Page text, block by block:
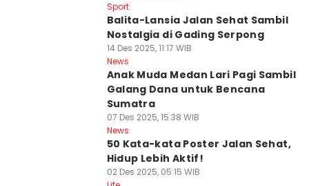
Sport
Balita-Lansia Jalan Sehat Sambil
Nostalgia di Gading Serpong
14 Des 2025, 11:17 WIB
News
Anak Muda Medan Lari Pagi Sambil
Galang Dana untuk Bencana
Sumatra
07 Des 2025, 15:38 WIB
News
50 Kata-kata Poster Jalan Sehat,
Hidup Lebih Aktif!
02 Des 2025, 05:15 WIB